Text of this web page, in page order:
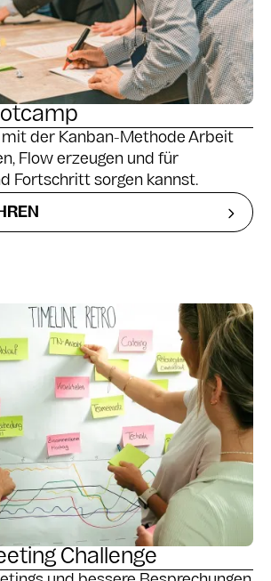
mit der Kanban-Methode Arbeit
Flow erzeugen und für
Fortschritt sorgen kannst.
Challenge